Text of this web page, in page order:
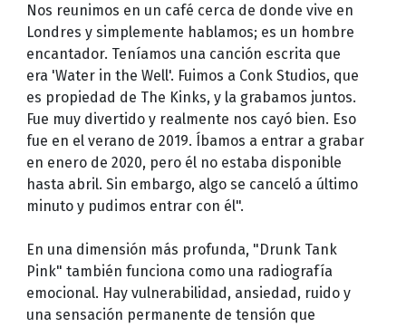
Nos reunimos en un café cerca de donde vive en
Londres y simplemente hablamos; es un hombre
encantador. Teníamos una canción escrita que
era 'Water in the Well'. Fuimos a Conk Studios, que
es propiedad de The Kinks, y la grabamos juntos.
Fue muy divertido y realmente nos cayó bien. Eso
fue en el verano de 2019. Íbamos a entrar a grabar
en enero de 2020, pero él no estaba disponible
hasta abril. Sin embargo, algo se canceló a último
minuto y pudimos entrar con él".
En una dimensión más profunda, "Drunk Tank
Pink" también funciona como una radiografía
emocional. Hay vulnerabilidad, ansiedad, ruido y
una sensación permanente de tensión que